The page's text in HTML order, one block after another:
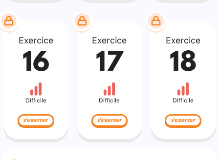
Exercice
16
Difficile
s'exercer
Exercice
17
Difficile
s'exercer
Exercice
18
Difficile
s'exercer